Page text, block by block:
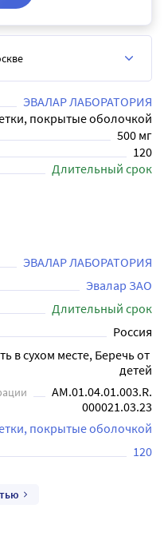
ЭВАЛАР ЛАБОРАТОРИЯ
покрытые оболочкой
500 мг
120
Длительный срок
ЭВАЛАР ЛАБОРАТОРИЯ
Эвалар ЗАО
Длительный срок
Россия
в сухом месте, Беречь от
детей
АМ.01.04.01.003.R.
000021.03.23
покрытые оболочкой
120